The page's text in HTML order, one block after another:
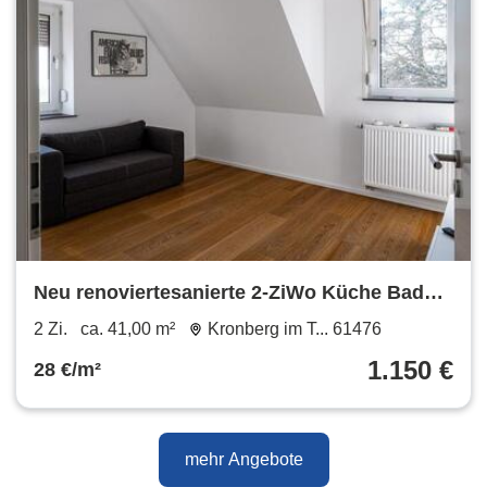
Neu renoviertesanierte 2-ZiWo Küche Bad
möbliert Vollausstattung
2 Zi. ca. 41,00 m² Kronberg im T... 61476
28 €/m² 1.150 €
mehr Angebote